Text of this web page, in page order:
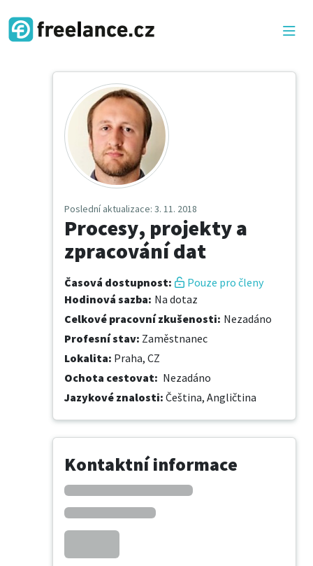
Poslední aktualizace: 3. 11. 2018
Procesy, projekty a
zpracování dat
Časová dostupnost:
Pouze pro členy
Hodinová sazba: Na dotaz
Celkové pracovní zkušenosti: Nezadáno
Profesní stav: Zaměstnanec
Lokalita: Praha, CZ
Ochota cestovat: Nezadáno
Jazykové znalosti: Čeština, Angličtina
Kontaktní informace